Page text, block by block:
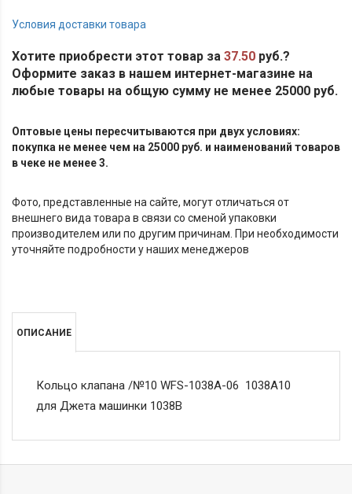
Условия доставки товара
Хотите приобрести этот товар за 37.50 руб.?
Оформите заказ в нашем интернет-магазине на
любые товары на общую сумму не менее 25000 руб.
Оптовые цены пересчитываются при двух условиях:
покупка не менее чем на 25000 руб. и наименований товаров
в чеке не менее 3.
Фото, представленные на сайте, могут отличаться от
внешнего вида товара в связи со сменой упаковки
производителем или по другим причинам. При необходимости
уточняйте подробности у наших менеджеров
ОПИСАНИЕ
Кольцо клапана /№10 WFS-1038A-06 1038A10
для Джета машинки 1038В